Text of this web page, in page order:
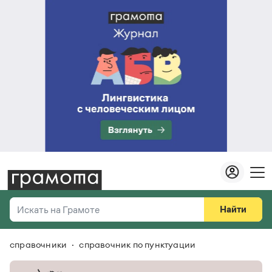
Искать на Грамоте
Справочная служба
Найти
Везде
справочники справочник по пунктуации